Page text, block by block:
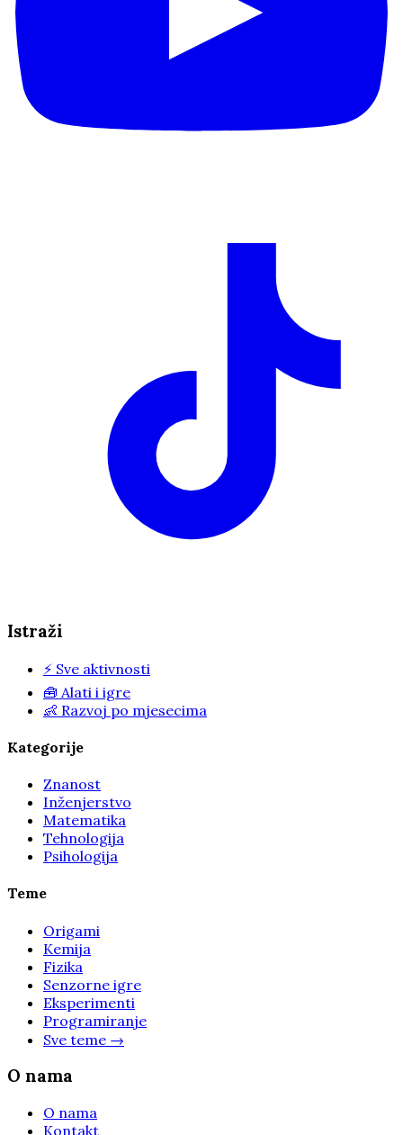
Istraži
⚡ Sve aktivnosti
🧰 Alati i igre
👶 Razvoj po mjesecima
Kategorije
Znanost
Inženjerstvo
Matematika
Tehnologija
Psihologija
Teme
Origami
Kemija
Fizika
Senzorne igre
Eksperimenti
Programiranje
Sve teme →
O nama
O nama
Kontakt